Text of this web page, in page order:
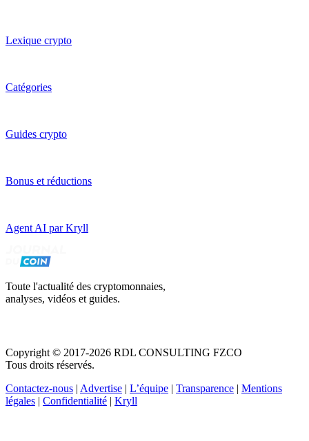
Lexique crypto
Catégories
Guides crypto
Bonus et réductions
Agent AI par Kryll
Toute l'actualité des cryptomonnaies,
analyses, vidéos et guides.
Copyright © 2017-2026 RDL CONSULTING FZCO
Tous droits réservés.
Contactez-nous | Advertise | L’équipe | Transparence | Mentions
légales | Confidentialité | Kryll